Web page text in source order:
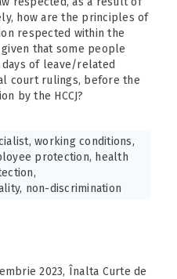
how are the principles of
respected within the
that some people
of leave/related
court rulings, before the
by the HCCJ?
working conditions,
protection, health
non-discrimination
2023, Înalta Curte de